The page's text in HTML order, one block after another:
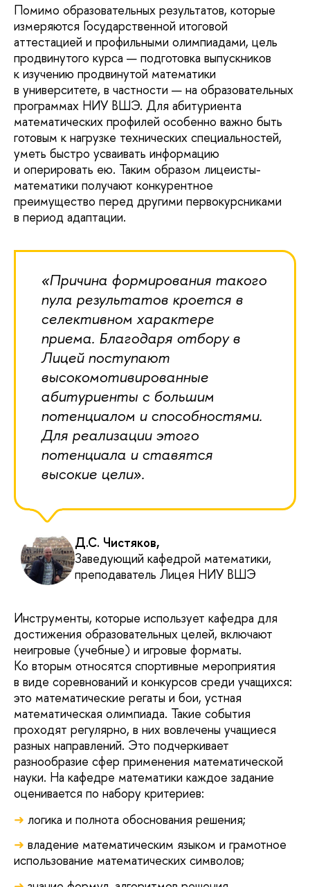
Помимо образовательных результатов, которые
измеряются Государственной итоговой
аттестацией и профильными олимпиадами, цель
продвинутого курса — подготовка выпускников
к изучению продвинутой математики
в университете, в частности — на образовательных
программах НИУ ВШЭ. Для абитуриента
математических профилей особенно важно быть
готовым к нагрузке технических специальностей,
уметь быстро усваивать информацию
и оперировать ею. Таким образом лицеисты-
математики получают конкурентное
преимущество перед другими первокурсниками
в период адаптации.
«Причина формирования такого
пула результатов кроется в
селективном характере
приема. Благодаря отбору в
Лицей поступают
высокомотивированные
абитуриенты с большим
потенциалом и способностями.
Для реализации этого
потенциала и ставятся
высокие цели».
Д.С. Чистяков,
Заведующий кафедрой математики,
преподаватель Лицея НИУ ВШЭ
Инструменты, которые использует кафедра для
достижения образовательных целей, включают
неигровые (учебные) и игровые форматы.
Ко вторым относятся спортивные мероприятия
в виде соревнований и конкурсов среди учащихся:
это математические регаты и бои, устная
математическая олимпиада. Такие события
проходят регулярно, в них вовлечены учащиеся
разных направлений. Это подчеркивает
разнообразие сфер применения математической
науки. На кафедре математики каждое задание
оценивается по набору критериев:
логика и полнота обоснования решения;
владение математическим языком и грамотное
использование математических символов;